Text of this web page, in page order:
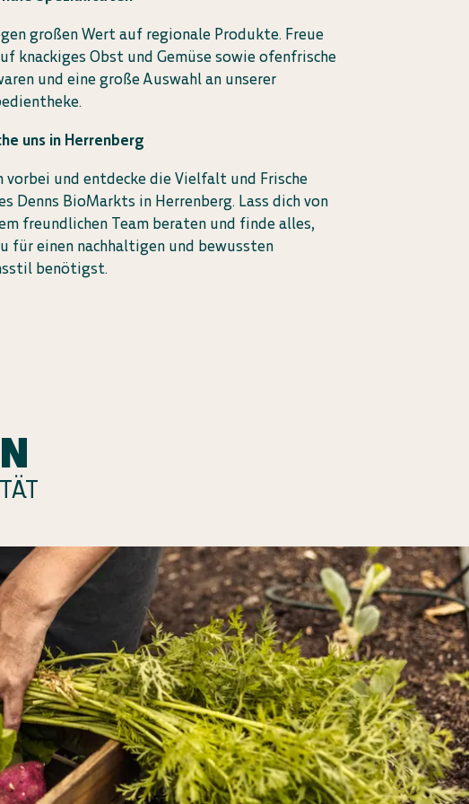
großen Wert auf regionale Produkte. Freue
knackiges Obst und Gemüse sowie ofenfrische
und eine große Auswahl an unserer
uns in Herrenberg
vorbei und entdecke die Vielfalt und Frische
Denns BioMarkts in Herrenberg. Lass dich von
freundlichen Team beraten und finde alles,
für einen nachhaltigen und bewussten
benötigst.